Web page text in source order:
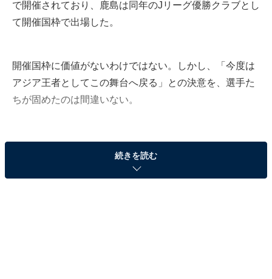
で開催されており、鹿島は同年のJリーグ優勝クラブとし
て開催国枠で出場した。
開催国枠に価値がないわけではない。しかし、「今度は
アジア王者としてこの舞台へ戻る」との決意を、選手た
ちが固めたのは間違いない。
続きを読む